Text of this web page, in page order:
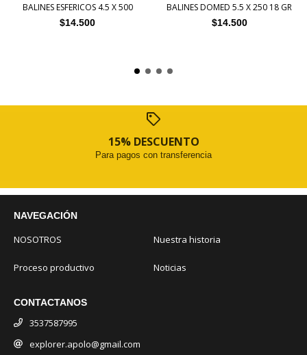
BALINES ESFERICOS 4.5 X 500
$14.500
BALINES DOMED 5.5 X 250 18 GR
$14.500
15% DESCUENTO
Para pagos con transferencia
NAVEGACIÓN
NOSOTROS Nuestra historia
Proceso productivo Noticias
CONTACTANOS
3537587995
explorer.apolo@gmail.com